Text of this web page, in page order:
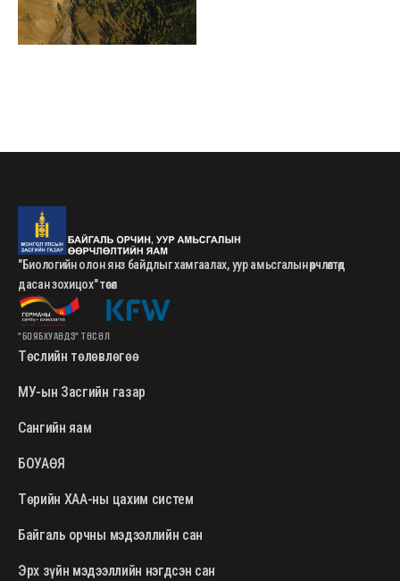
"Биологийн олон янз байдлыг хамгаалах, уур амьсгалын өөрчлөлтөд
дасан зохицох" төсөл
"БОЯБХУАӨДЗ" ТӨСӨЛ
Төслийн төлөвлөгөө
МУ-ын Засгийн газар
Сангийн яам
БОУАӨЯ
Төрийн ХАА-ны цахим систем
Байгаль орчны мэдээллийн сан
Эрх зүйн мэдээллийн нэгдсэн сан